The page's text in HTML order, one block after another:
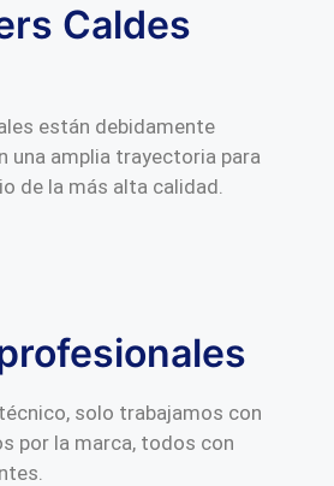
Caldes
están debidamente
una amplia trayectoria para
de la más alta calidad.
solo trabajamos con
por la marca, todos con